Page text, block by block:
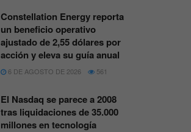
Constellation Energy reporta
un beneficio operativo
ajustado de 2,55 dólares por
acción y eleva su guía anual
6 DE AGOSTO DE 2026 561
El Nasdaq se parece a 2008
tras liquidaciones de 35.000
millones en tecnología